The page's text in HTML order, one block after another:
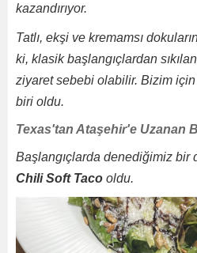
kazandırıyor.
Tatlı, ekşi ve kremamsı
ki, klasik başlangıçlardan
ziyaret sebebi olabilir. Bizim için
biri oldu.
Texas'tan Ataşehir'e Uzanan
Başlangıçlarda denediğimiz bir
Chili Soft Taco oldu.